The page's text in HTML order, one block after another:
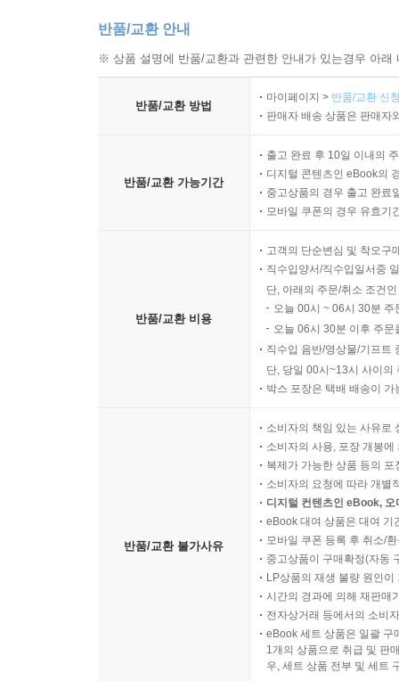
반품/교환 안내
※ 상품 설명에 반품/교환과 관련한 안내가 있는경우 아
반품/교환 방법
마이페이지 > 반품/교환 신
판매자 배송 상품은 판매자
반품/교환 가능기간
출고 완료 후 10일 이내의
디지털 콘텐츠인 eBook의
중고상품의 경우 출고 완료
모바일 쿠폰의 경우 유효기
반품/교환 비용
고객의 단순변심 및 착오구
직수입양서/직수입일서중
단, 아래의 주문/취소 조건
오늘 00시 ~ 06시 30분
오늘 06시 30분 이후 주
직수입 음반/영상물/기프트
단, 당일 00시~13시 사이의
박스 포장은 택배 배송이
반품/교환 불가사유
소비자의 책임 있는 사유로
소비자의 사용, 포장 개봉
복제가 가능한 상품 등의
소비자의 요청에 따라 개별
디지털 컨텐츠인 eBook,
eBook 대여 상품은 대여 기
모바일 쿠폰 등록 후 취소/
중고상품이 구매확정(자동
LP상품의 재생 불량 원인
시간의 경과에 의해 재판매
전자상거래 등에서의 소비
eBook 세트 상품은 일괄 구
1개의 상품으로 취급 및 판
우, 세트 상품 전부 및 세트